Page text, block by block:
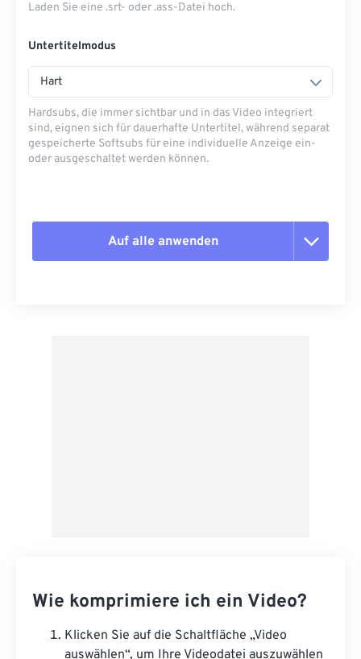
Laden Sie eine .srt- oder .ass-Datei hoch.
Untertitelmodus
Hart
Hardsubs, die immer sichtbar und in das Video integriert
sind, eignen sich für dauerhafte Untertitel, während separat
gespeicherte Softsubs für eine individuelle Anzeige ein-
oder ausgeschaltet werden können.
Auf alle anwenden
Wie komprimiere ich ein Video?
Klicken Sie auf die Schaltfläche „Video
auswählen“, um Ihre Videodatei auszuwählen